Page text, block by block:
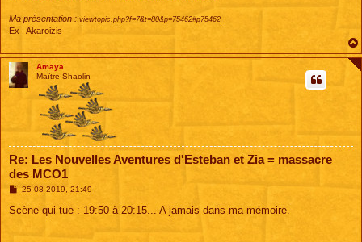
Ma présentation : viewtopic.php?f=7&t=80&p=75462#p75462
Ex : Akaroizis
Amaya
Maître Shaolin
Re: Les Nouvelles Aventures d'Esteban et Zia = massacre
des MCO1
M
s
25 08 2019, 21:49
Scène qui tue : 19:50 à 20:15... A jamais dans ma mémoire.